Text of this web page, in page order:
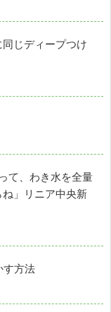
じディープつけ
て、わき水を全量
」リニア中央新
す方法